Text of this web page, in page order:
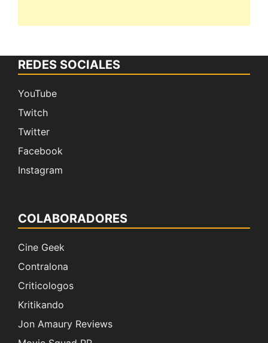
REDES SOCIALES
YouTube
Twitch
Twitter
Facebook
Instagram
COLABORADORES
Cine Geek
Contralona
Criticologos
Kritikando
Jon Amaury Reviews